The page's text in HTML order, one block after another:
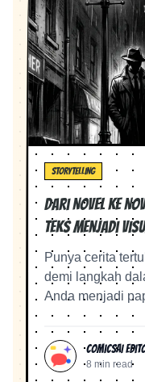
STORYTELLING
Dari Novel ke
Teks menjadi
Punya cerita
demi langkah
Anda menjadi
pembuatan AI.
ComicsAI
8 min read